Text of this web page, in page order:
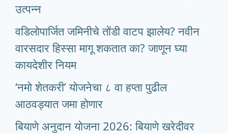
उत्पन्न
वडिलोपार्जित जमिनीचे तोंडी वाटप झालेय? नवीन
वारसदार हिस्सा मागू शकतात का? जाणून घ्या
कायदेशीर नियम
‘नमो शेतकरी’ योजनेचा ८ वा हप्ता पुढील
आठवड्यात जमा होणार
बियाणे अनुदान योजना 2026: बियाणे खरेदीवर